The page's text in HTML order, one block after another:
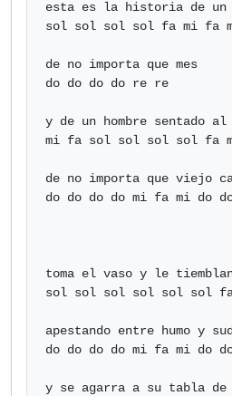
esta es la historia de un
sol sol sol sol fa mi fa
de no importa que mes
do do do do re re
y de un hombre sentado al
mi fa sol sol sol sol fa
de no importa que viejo
do do do do mi fa mi do
toma el vaso y le
sol sol sol sol sol sol
apestando entre humo y
do do do do mi fa mi do
y se agarra a su tabla de